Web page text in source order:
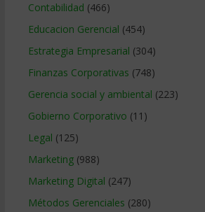
Contabilidad (466)
Educacion Gerencial (454)
Estrategia Empresarial (304)
Finanzas Corporativas (748)
Gerencia social y ambiental (223)
Gobierno Corporativo (11)
Legal (125)
Marketing(988)
Marketing Digital (247)
Métodos Gerenciales (280)